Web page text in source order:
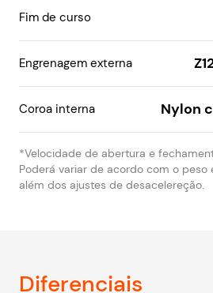
Fim de curso
Engrenagem externa
Coroa interna Nylon
*Velocidade de abertura e
Poderá variar de acordo com o peso
além dos ajustes de desacelereção.
Diferenciais